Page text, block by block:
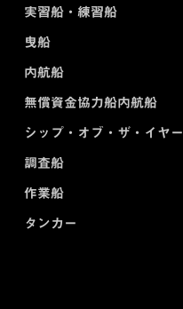
実習船・練習船
曳船
内航船
無償資金協力船内航船
シップ・オブ・ザ・イヤー
調査船
作業船
タンカー